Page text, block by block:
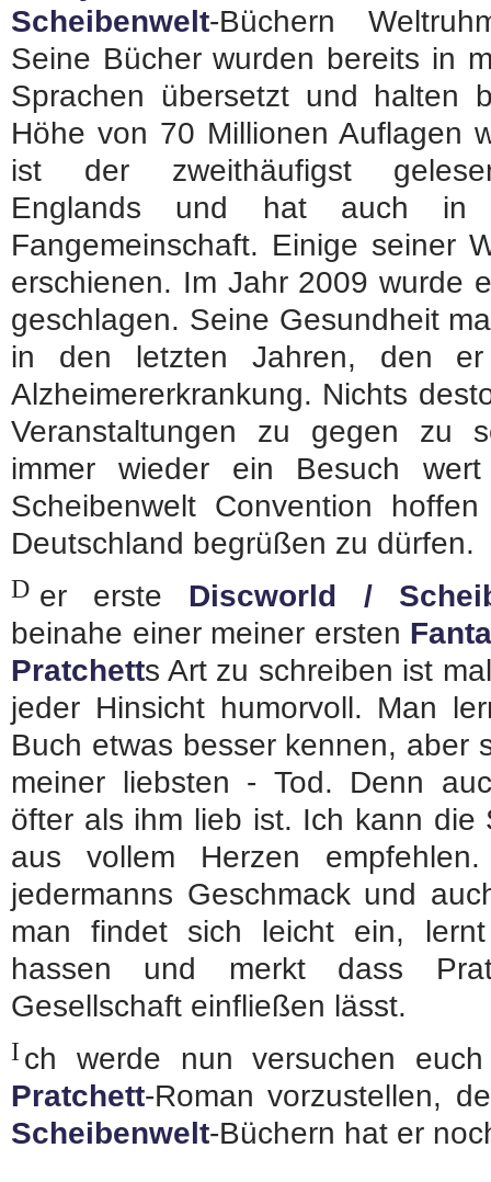
Scheibenwelt-Büchern
Seine Bücher wurden bereits in
Sprachen übersetzt und halten
Höhe von 70 Millionen Auflagen
ist der zweithäufigst
Englands und hat auch in
Fangemeinschaft. Einige seiner
erschienen. Im Jahr 2009 wurde
geschlagen. Seine Gesundheit
in den letzten Jahren, den
Alzheimererkrankung. Nichts
Veranstaltungen zu gegen zu
immer wieder ein Besuch
Scheibenwelt Convention
Deutschland begrüßen zu dürfen.
D er erste Discworld /
beinahe einer meiner ersten
Pratchetts Art zu schreiben ist
jeder Hinsicht humorvoll. Man
Buch etwas besser kennen, aber
meiner liebsten - Tod. Denn
öfter als ihm lieb ist. Ich kann die
aus vollem Herzen
jedermanns Geschmack und
man findet sich leicht ein,
hassen und merkt dass
Gesellschaft einfließen lässt.
I ch werde nun versuchen
Pratchett-Roman vorzustellen,
Scheibenwelt-Büchern hat er